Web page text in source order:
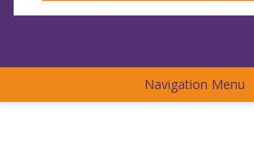
Navigation Menu